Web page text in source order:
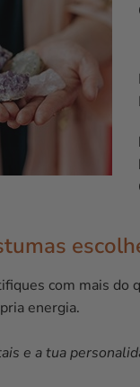
com mais do
energia.
e a tua